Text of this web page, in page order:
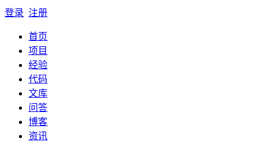
登录 注册
首页
项目
经验
代码
文库
问答
博客
资讯